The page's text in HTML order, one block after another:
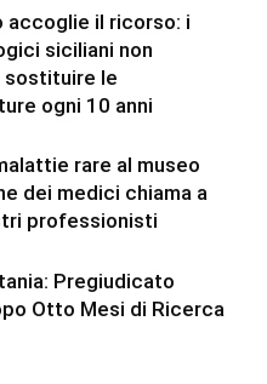
accoglie il ricorso: i
siciliani non
sostituire le
ogni 10 anni
rare al museo
dei medici chiama a
professionisti
Pregiudicato
Otto Mesi di Ricerca